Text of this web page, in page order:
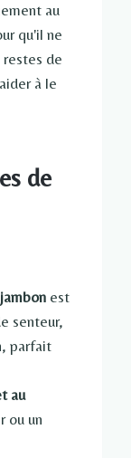
au
qu'il ne
de
à le
de
est
senteur,
parfait
au
ou un